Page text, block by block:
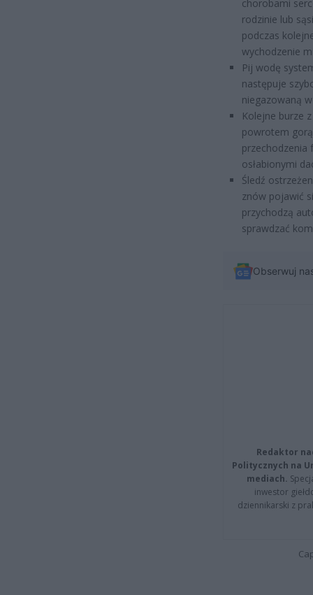
chorobami
rodzinie lub
podczas
wychodzenie
Pij wodę
następuje
niegazowaną
Kolejne burze
powrotem
przechodzenia
osłabionymi
Śledź
znów pojawić
przychodzą
sprawdzać
Obserwuj
Redaktor
Politycznych na
mediach.
inwestor
dziennikarski z